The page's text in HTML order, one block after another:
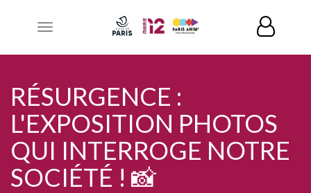
Toggle
RÉSURGENCE :
L'EXPOSITION PHOTOS
QUI INTERROGE NOTRE
SOCIÉTÉ ! 📸